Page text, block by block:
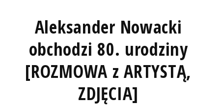
Aleksander Nowacki
obchodzi 80. urodziny
[ROZMOWA z ARTYSTĄ,
ZDJĘCIA]